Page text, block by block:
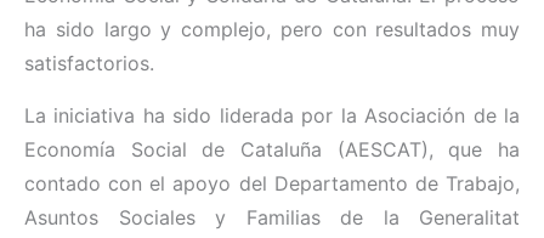
ha sido largo y complejo, pero con resultados muy
satisfactorios.
La iniciativa ha sido liderada por la Asociación de la
Economía Social de Cataluña (AESCAT), que ha
contado con el apoyo del Departamento de Trabajo,
Asuntos Sociales y Familias de la Generalitat